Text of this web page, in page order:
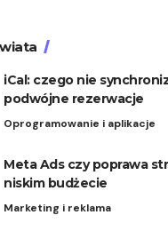
iCal: czego nie
podwójne rezerwacje
Oprogramowanie i aplikacje
Meta Ads czy poprawa
niskim budżecie
Marketing i reklama